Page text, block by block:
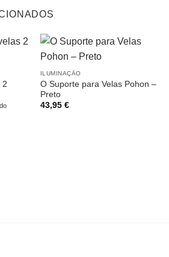
2
ILUMINAÇÃO
O Suporte para Velas Pohon –
Preto
43,95 €